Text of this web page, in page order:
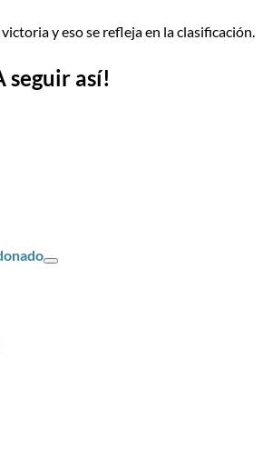
y eso se refleja en la clasificación.
seguir así!